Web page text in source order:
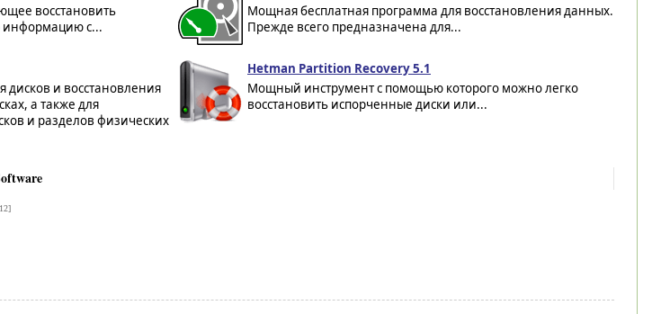
восстановить
с...
Мощная бесплатная программа для восстановления данных.
Прежде всего предназначена для...
и восстановления
а также для
и разделов физических
Hetman Partition Recovery 5.1
Мощный инструмент с помощью которого можно легко
восстановить испорченные диски или...